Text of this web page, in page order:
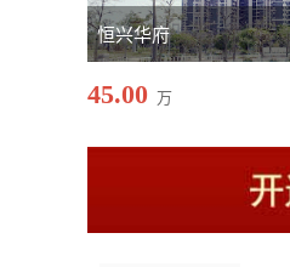
恒兴华府
45.00 万